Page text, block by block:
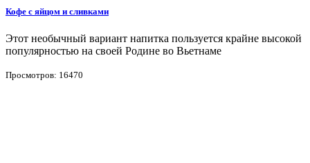
Кофе с яйцом и сливками
Этот необычный вариант напитка пользуется крайне высокой
популярностью на своей Родине во Вьетнаме
Просмотров: 16470